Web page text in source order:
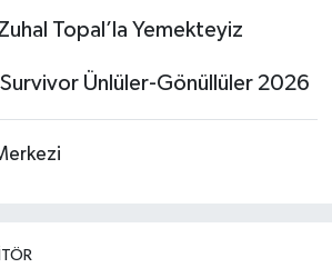
Topal’la Yemekteyiz
Ünlüler-Gönüllüler 2026